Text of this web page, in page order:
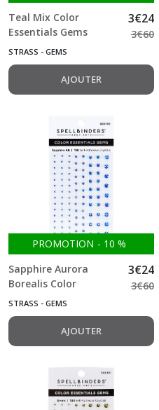
Teal Mix Color
Essentials Gems
crystals 108 pcs
3€24
3€60
STRASS - GEMS
AJOUTER
PROMOTION - 10 %
Sapphire Aurora
Borealis Color
Essentials Gems
3€24
3€60
STRASS - GEMS
AJOUTER